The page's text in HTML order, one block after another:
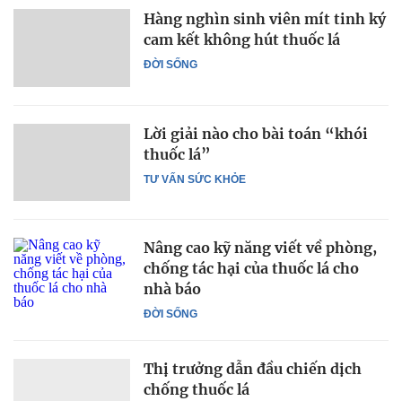
ĐỜI SỐNG
Hàng nghìn sinh viên mít tinh ký
cam kết không hút thuốc lá
TƯ VẤN SỨC KHỎE
Lời giải nào cho bài toán “khói
thuốc lá”
ĐỜI SỐNG
Nâng cao kỹ năng viết về phòng,
chống tác hại của thuốc lá cho
nhà báo
Thị trưởng dẫn đầu chiến dịch
chống thuốc lá